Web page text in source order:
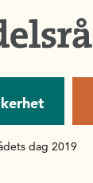
dag 2019